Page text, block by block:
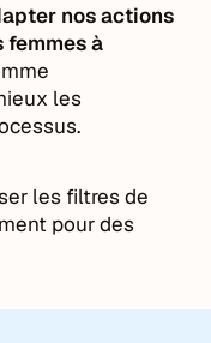
nos actions
femmes à
les
les filtres de
pour des